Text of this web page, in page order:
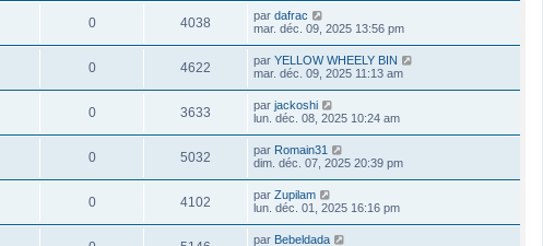
0 4038 par dafrac
mar. déc. 09, 2025 13:56 pm
0 4622 par YELLOW WHEELY BIN
mar. déc. 09, 2025 11:13 am
0 3633 par jackoshi
lun. déc. 08, 2025 10:24 am
0 5032 par Romain31
dim. déc. 07, 2025 20:39 pm
0 4102 par Zupilam
lun. déc. 01, 2025 16:16 pm
par Bebeldada